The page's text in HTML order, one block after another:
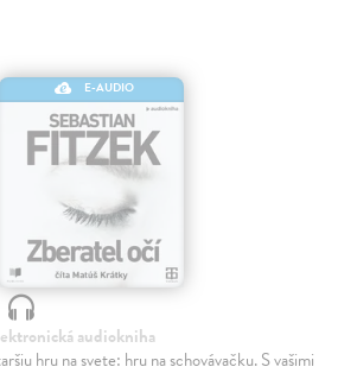
E-AUDIO
audiokniha
hru na svete: hru na schovávačku. S vašimi